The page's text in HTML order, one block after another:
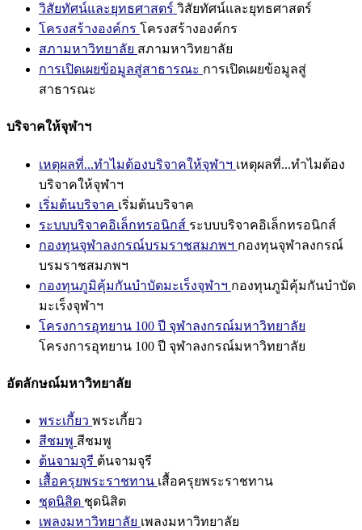
วิสัยทัศน์และยุทธศาสตร์ วิสัยทัศน์และยุทธศาสตร์
โครงสร้างองค์กร โครงสร้างองค์กร
สภามหาวิทยาลัย สภามหาวิทยาลัย
การเปิดเผยข้อมูลสู่สาธารณะ การเปิดเผยข้อมูลสู่
สาธารณะ
บริจาคให้จุฬาฯ
เหตุผลที่...ทำไมต้องบริจาคให้จุฬาฯ เหตุผลที่...ทำไมต้อง
บริจาคให้จุฬาฯ
เริ่มต้นบริจาค เริ่มต้นบริจาค
ระบบบริจาคอิเล็กทรอนิกส์ ระบบบริจาคอิเล็กทรอนิกส์
กองทุนจุฬาลงกรณ์บรมราชสมภพฯ กองทุนจุฬาลงกรณ์
บรมราชสมภพฯ
กองทุนภูมิคุ้มกันบำบัดมะเร็งจุฬาฯ กองทุนภูมิคุ้มกันบำบัด
มะเร็งจุฬาฯ
โครงการอุทยาน 100 ปี จุฬาลงกรณ์มหาวิทยาลัย
โครงการอุทยาน 100 ปี จุฬาลงกรณ์มหาวิทยาลัย
อัตลักษณ์มหาวิทยาลัย
พระเกี้ยว พระเกี้ยว
สีชมพู สีชมพู
ต้นจามจุรี ต้นจามจุรี
เสื้อครุยพระราชทาน เสื้อครุยพระราชทาน
ชุดนิสิต ชุดนิสิต
เพลงมหาวิทยาลัย เพลงมหาวิทยาลัย